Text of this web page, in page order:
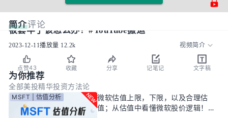
简介评论
被套牢了该怎么办？#YouTube搬运
2023-12-11播放量 12.2k 视频简介
点赞43 收藏 分享 记笔记 文字稿
为你推荐
全部美投精华投资方法论
MSFT | 估值分析
微软估值上限，下限，以及合理估
值；从估值中看懂微软股价逻辑！